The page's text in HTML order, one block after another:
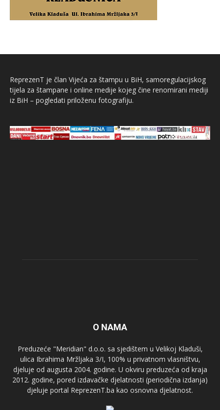
ReprezenT je član Vijeća za štampu u BiH, samoregulacijskog
tijela za štampane i online medije kojeg čine renomirani mediji
iz BiH – pogledati priloženu fotografiju.
O NAMA
Preduzeće "Meridian" d.o.o. sa sjedištem u Velikoj Kladuši,
ulica Ibrahima Mržljaka 3/I, 100% u privatnom vlasništvu,
djeluje od augusta 2004. godine. U okviru preduzeća od kraja
2012. godine, pored izdavačke djelatnosti (periodična izdanja)
djeluje portal ReprezenT.ba kao osnovna djelatnost.